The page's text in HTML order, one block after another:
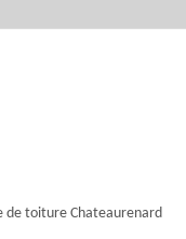
de toiture Chateaurenard